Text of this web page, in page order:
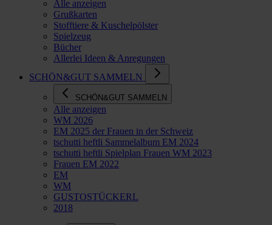
Alle anzeigen
Grußkarten
Stofftiere & Kuschelpölster
Spielzeug
Bücher
Allerlei Ideen & Anregungen
SCHÖN&GUT SAMMELN
SCHÖN&GUT SAMMELN
Alle anzeigen
WM 2026
EM 2025 der Frauen in der Schweiz
tschutti heftli Sammelalbum EM 2024
tschutti heftli Spielplan Frauen WM 2023
Frauen EM 2022
EM
WM
GUSTOSTÜCKERL
2018